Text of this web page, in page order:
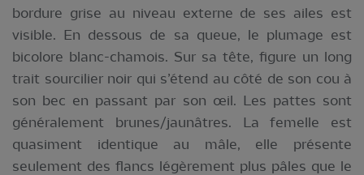
bordure grise au niveau externe de ses ailes est
visible. En dessous de sa queue, le plumage est
bicolore blanc-chamois. Sur sa tête, figure un long
trait sourcilier noir qui s’étend au côté de son cou à
son bec en passant par son œil. Les pattes sont
généralement brunes/jaunâtres. La femelle est
quasiment identique au mâle, elle présente
seulement des flancs légèrement plus pâles que le